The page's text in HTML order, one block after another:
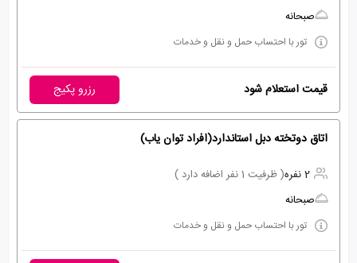
صبحانه
تور با احتساب حمل و نقل و خدمات
قیمت استعلام شود رزرو پکیج
اتاق دوتخته دبل استاندارد(افراد توان یاب)
2 نفره
( ظرفیت 1 نفر اضافه دارد )
صبحانه
تور با احتساب حمل و نقل و خدمات